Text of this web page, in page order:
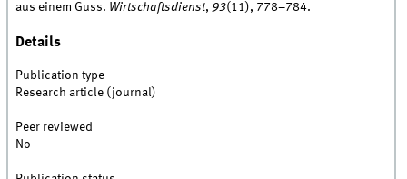
aus einem Guss. Wirtschaftsdienst, 93(11), 778–784.
Details
Publication type
Research article (journal)
Peer reviewed
No